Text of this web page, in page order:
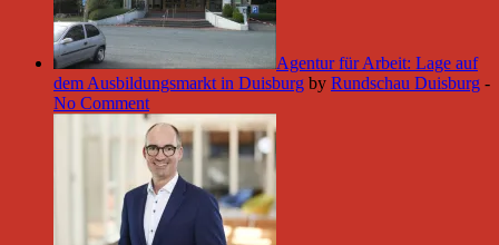
Agentur für Arbeit: Lage auf
dem Ausbildungsmarkt in Duisburg by Rundschau Duisburg -
No Comment